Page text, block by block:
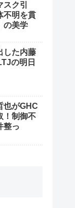
ク引
不明を貫
の美学
した内藤
の明日
也がGHC
！制御不
整っ